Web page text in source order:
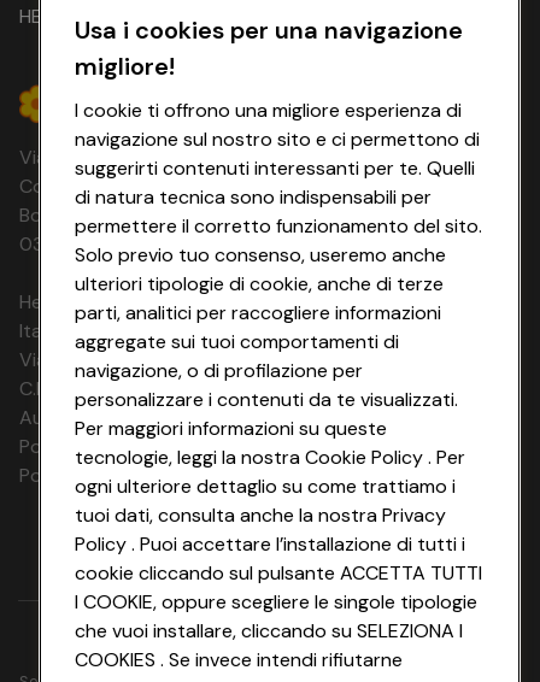
HEYCONAD
Via Michelino, 59 | 40127 BOLOGNA
Codice Fiscale e Registro Imprese di
Bologna 00865960157 PARTITA IVA
03320960374 CONAD SOC. COOP.
HeyConad Viaggi è un servizio gestito da
Italia Travel Marketing S.r.l.
Via Chiesolina 8 | 37066 Sommacampagna (VR)
C.F. e P.IVA: 03816060234
Aut. Prov Verona n. 4737/10
Polizza Ass. RC n. 177765037
Polizza Ass. Protection n. 6006000083/F
Usa i cookies per una navigazione
migliore!
I cookie ti offrono una migliore esperienza di
navigazione sul nostro sito e ci permettono di
suggerirti contenuti interessanti per te. Quelli
di natura tecnica sono indispensabili per
permettere il corretto funzionamento del sito.
Solo previo tuo consenso, useremo anche
ulteriori tipologie di cookie, anche di terze
parti, analitici per raccogliere informazioni
aggregate sui tuoi comportamenti di
navigazione, o di profilazione per
personalizzare i contenuti da te visualizzati.
Per maggiori informazioni su queste
tecnologie, leggi la nostra Cookie Policy . Per
ogni ulteriore dettaglio su come trattiamo i
tuoi dati, consulta anche la nostra Privacy
Policy . Puoi accettare l’installazione di tutti i
cookie cliccando sul pulsante ACCETTA TUTTI
I COOKIE, oppure scegliere le singole tipologie
che vuoi installare, cliccando su SELEZIONA I
COOKIES . Se invece intendi rifiutarne